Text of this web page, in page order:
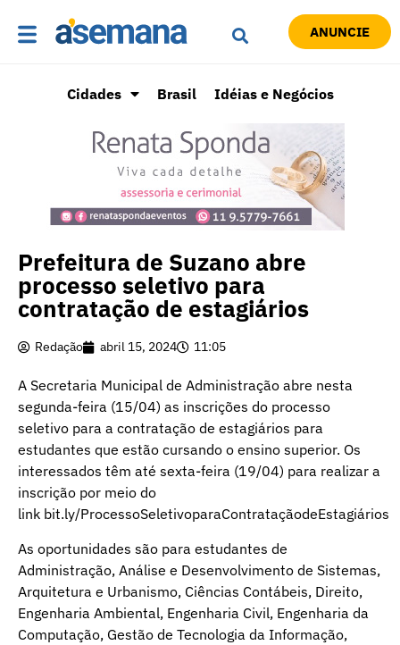
ANUNCIE
Cidades Brasil Idéias e Negócios
Prefeitura de Suzano abre
processo seletivo para
contratação de estagiários
Redação abril 15, 2024 11:05
A Secretaria Municipal de Administração abre nesta
segunda-feira (15/04) as inscrições do processo
seletivo para a contratação de estagiários para
estudantes que estão cursando o ensino superior. Os
interessados têm até sexta-feira (19/04) para realizar a
inscrição por meio do
link bit.ly/ProcessoSeletivoparaContrataçãodeEstagiários
As oportunidades são para estudantes de
Administração, Análise e Desenvolvimento de Sistemas,
Arquitetura e Urbanismo, Ciências Contábeis, Direito,
Engenharia Ambiental, Engenharia Civil, Engenharia da
Computação, Gestão de Tecnologia da Informação,